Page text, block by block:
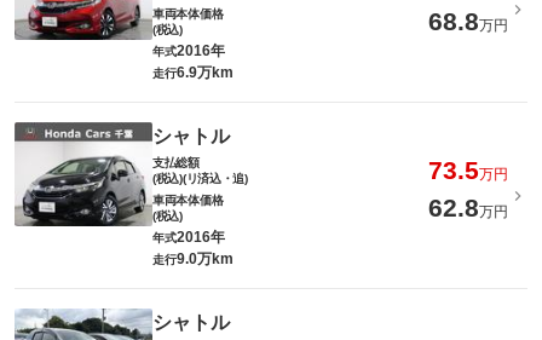
車両本体価格
(税込)
68.8万円
年式2016年
走行6.9万km
シャトル
支払総額
(税込)(リ済込・追)
73.5万円
車両本体価格
(税込)
62.8万円
年式2016年
走行9.0万km
シャトル